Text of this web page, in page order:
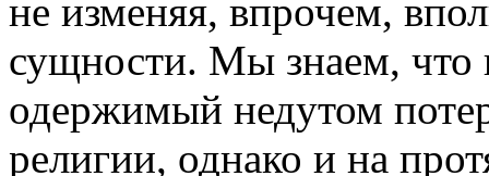
не изменяя, впрочем,
сущности. Мы знаем, что
одержимый недутом
религии, однако и на